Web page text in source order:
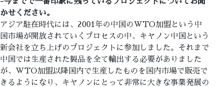
かせください。
アジア駐在時代には、2001年の中国のWTO加盟という中
国市場が開放されていくプロセスの中、キヤノン中国という
新会社を立ち上げのプロジェクトに参加しました。それまで
中国では生産された製品を全て輸出する必要がありました
が、WTO加盟以降国内で生産したものを国内市場で販売で
きるようになり、キヤノンにとって非常に大きな事業発展の